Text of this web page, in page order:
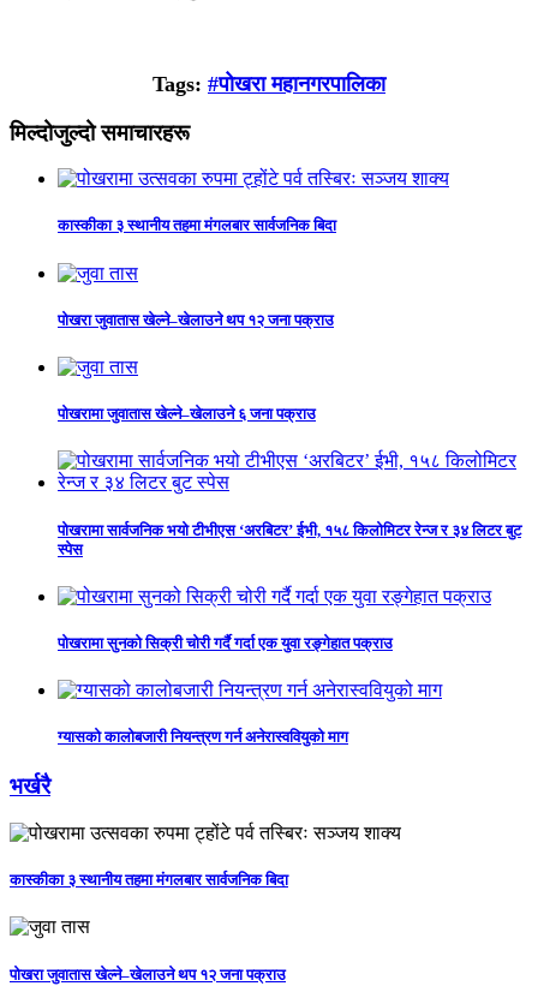
Tags: #पोखरा महानगरपालिका
मिल्दोजुल्दो समाचारहरू
कास्कीका ३ स्थानीय तहमा मंगलबार सार्वजनिक बिदा
पोखरा जुवातास खेल्ने–खेलाउने थप १२ जना पक्राउ
पोखरामा जुवातास खेल्ने–खेलाउने ६ जना पक्राउ
पोखरामा सार्वजनिक भयो टीभीएस ‘अरबिटर’ ईभी, १५८ किलोमिटर रेन्ज र ३४ लिटर बुट
स्पेस
पोखरामा सुनको सिक्री चोरी गर्दै गर्दा एक युवा रङ्गेहात पक्राउ
ग्यासको कालोबजारी नियन्त्रण गर्न अनेरास्ववियुको माग
भर्खरै
कास्कीका ३ स्थानीय तहमा मंगलबार सार्वजनिक बिदा
पोखरा जुवातास खेल्ने–खेलाउने थप १२ जना पक्राउ